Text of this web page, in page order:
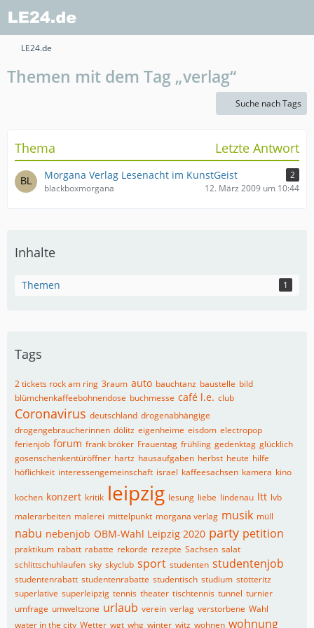
LE24.de
Themen mit dem Tag „verlag“
Suche nach Tags
Thema Letzte Antwort
Morgana Verlag Lesenacht im KunstGeist
2
blackboxmorgana
12. März 2009 um 10:44
Inhalte
Themen 1
Tags
2 tickets rock am ring 3raum auto bauchtanz baustelle bild
blümchenkaffeebohnendose buchmesse café l.e. club
Coronavirus deutschland drogenabhängige
drogengebraucherinnen dölitz eigenheime eisdom electropop
ferienjob forum frank bröker Frauentag frühling gedenktag glücklich
gosenschenkentüröffner hartz hausaufgaben herbst heute hilfe
höflichkeit interessengemeinschaft israel kaffeesachsen kamera kino
kochen konzert kritik leipzig lesung liebe lindenau ltt lvb
malerarbeiten malerei mittelpunkt morgana verlag musik müll
nabu nebenjob OBM-Wahl Leipzig 2020 party petition
praktikum rabatt rabatte rekorde rezepte Sachsen salat
schlittschuhlaufen sky skyclub sport studenten studentenjob
studentenrabatt studentenrabatte studentisch studium stötteritz
superlative superleipzig tennis theater tischtennis tunnel turnier
umfrage umweltzone urlaub verein verlag verstorbene Wahl
water in the city Wetter wgt whg winter witz wohnen wohnung